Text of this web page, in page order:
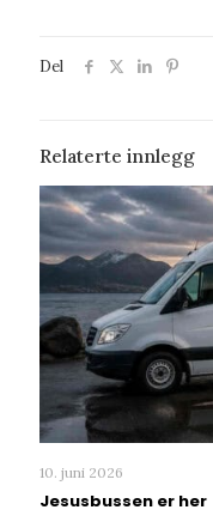
Del
Relaterte innlegg
10. juni 2026
Jesusbussen er her